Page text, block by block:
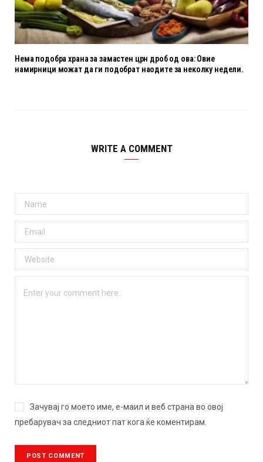
Нема подобра храна за замастен црн дроб од ова: Овие
намирници можат да ги подобрат наодите за неколку недели.
WRITE A COMMENT
Зачувај го моето име, е-маил и веб страна во овој
пребарувач за следниот пат кога ќе коментирам.